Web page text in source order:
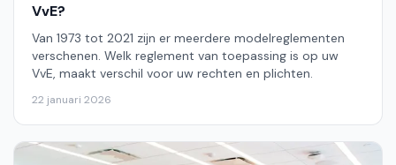
VvE?
Van 1973 tot 2021 zijn er meerdere modelreglementen
verschenen. Welk reglement van toepassing is op uw
VvE, maakt verschil voor uw rechten en plichten.
22 januari 2026